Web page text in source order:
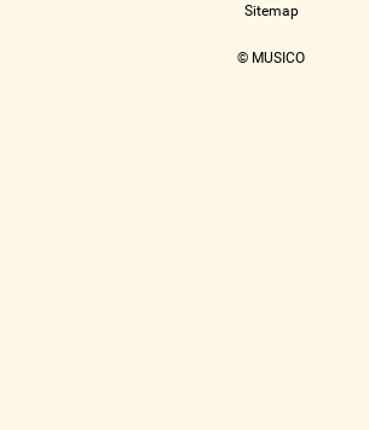
Sitemap
© MUSICO